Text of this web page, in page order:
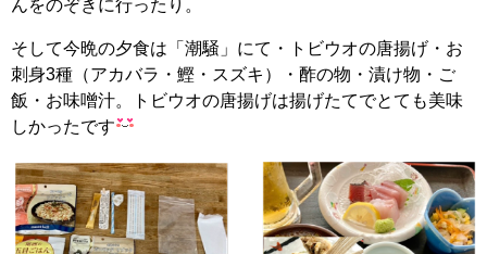
んをのぞきに行ったり。
そして今晩の夕食は「潮騒」にて・トビウオの唐揚げ・お
刺身3種（アカバラ・鰹・スズキ）・酢の物・漬け物・ご
飯・お味噌汁。トビウオの唐揚げは揚げたてでとても美味
しかったです